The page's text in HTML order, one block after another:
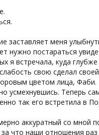
заставляет меня
нужно постараться
я встречала, куда
свою сделал
цветом лица, Фаби.
усмехнувшись. Теперь
так его встретила в
аккуратный со мной
за что наши отношения